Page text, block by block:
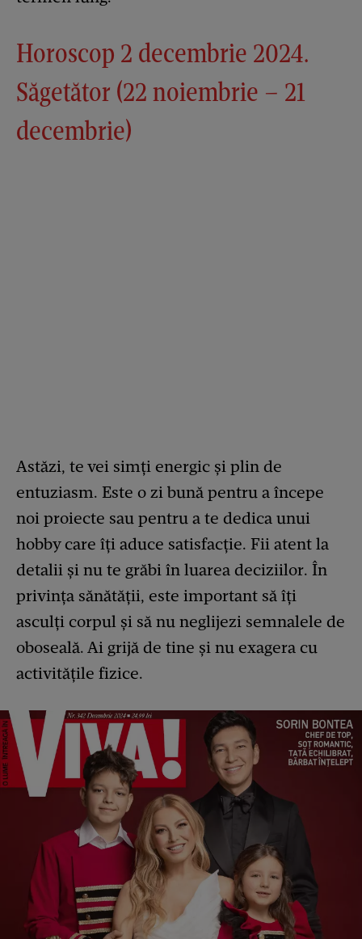
Horoscop 2 decembrie 2024.
Săgetător (22 noiembrie – 21
decembrie)
Astăzi, te vei simți energic și plin de
entuziasm. Este o zi bună pentru a începe
noi proiecte sau pentru a te dedica unui
hobby care îți aduce satisfacție. Fii atent la
detalii și nu te grăbi în luarea deciziilor. În
privința sănătății, este important să îți
asculți corpul și să nu neglijezi semnalele de
oboseală. Ai grijă de tine și nu exagera cu
activitățile fizice.